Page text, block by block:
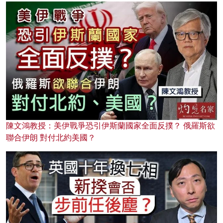
陳文鴻教授：美伊戰爭恐引伊斯蘭國家全面反撲？ 俄羅斯欲
聯合伊朗 對付北約美國？